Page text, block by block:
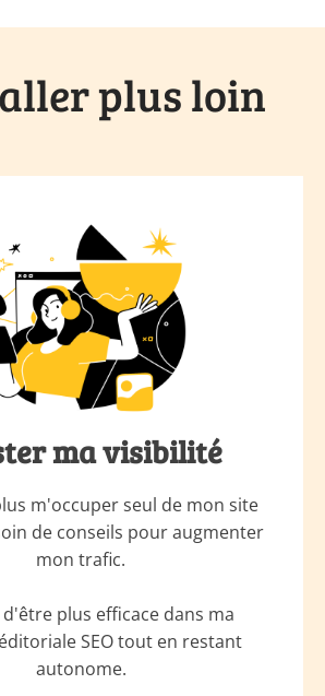
plus loin
ma visibilité
m'occuper seul de mon site
de conseils pour augmenter
mon trafic.
d'être plus efficace dans ma
SEO tout en restant
autonome.